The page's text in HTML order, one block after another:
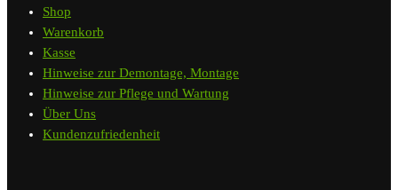
Shop
Warenkorb
Kasse
Hinweise zur Demontage, Montage
Hinweise zur Pflege und Wartung
Über Uns
Kundenzufriedenheit